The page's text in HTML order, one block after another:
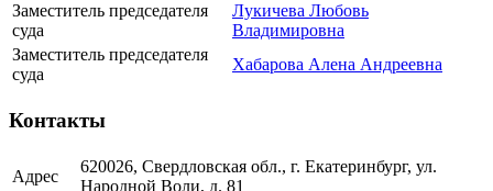
Заместитель председателя
суда
Лукичева Любовь
Владимировна
Заместитель председателя
суда
Хабарова Алена Андреевна
Контакты
Адрес
620026, Свердловская обл., г. Екатеринбург, ул.
Народной Воли, д. 81